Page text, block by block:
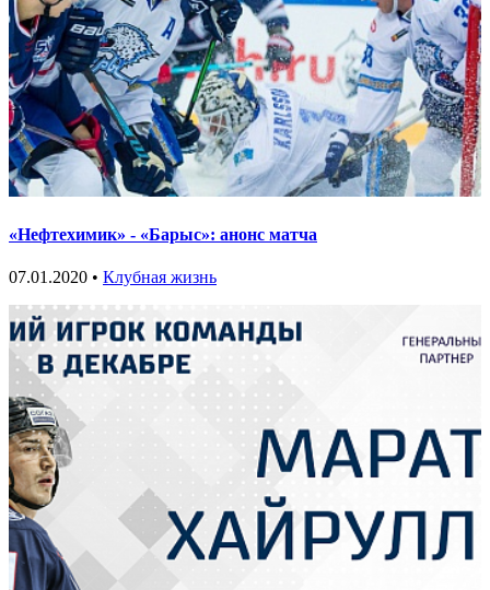
«Нефтехимик» - «Барыс»: анонс матча
07.01.2020 • Клубная жизнь